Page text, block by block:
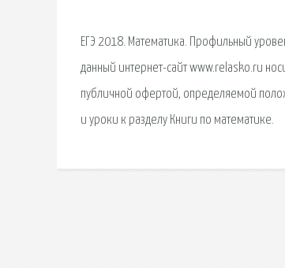
ЕГЭ 2018. Математика. Профильный
данный интернет-сайт www.relasko.ru
публичной офертой, определяемой
и уроки к разделу Книги по математике.